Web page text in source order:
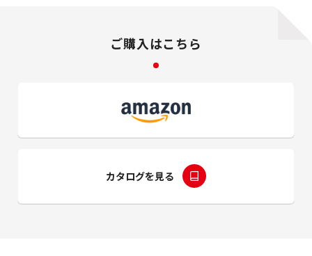
ご購入はこちら
カタログを見る